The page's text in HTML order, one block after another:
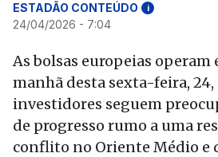
ESTADÃO CONTEÚDO i
24/04/2026 - 7:04
As bolsas europeias operam
manhã desta sexta-feira,
investidores seguem
de progresso rumo a uma
conflito no Oriente Médio e